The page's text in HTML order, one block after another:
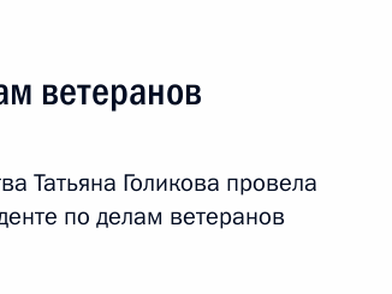
Подписаться на ленту
ветеранов
Татьяна Голикова провела
по делам ветеранов